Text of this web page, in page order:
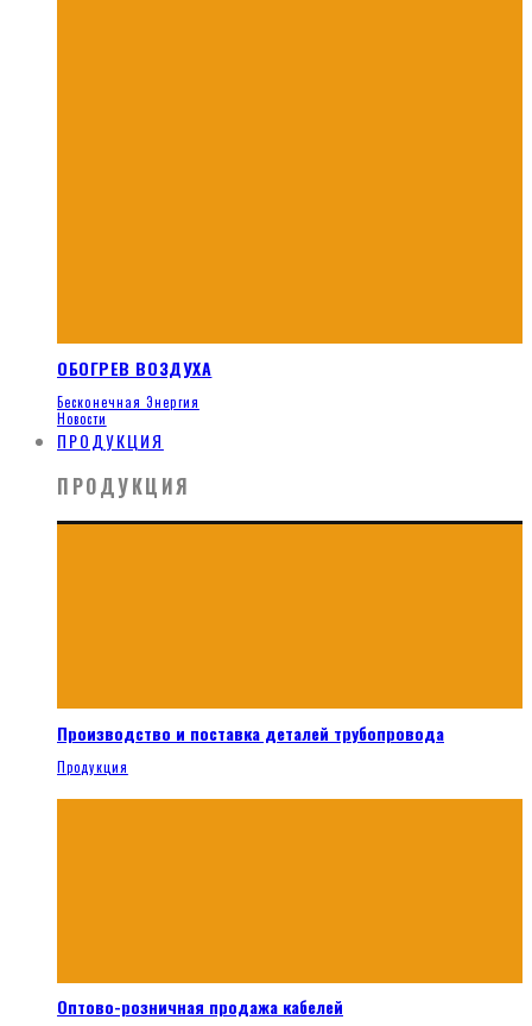
ОБОГРЕВ ВОЗДУХА
Бесконечная Энергия
Новости
ПРОДУКЦИЯ
ПРОДУКЦИЯ
Производство и поставка деталей трубопровода
Продукция
Оптово-розничная продажа кабелей